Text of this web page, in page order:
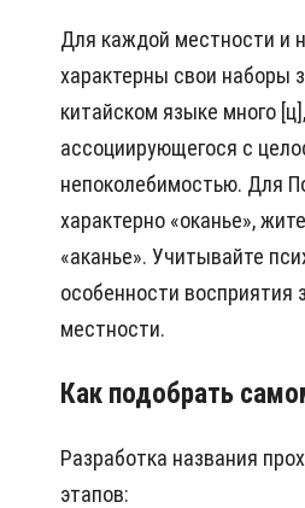
Для каждой местности и
характерны свои наборы
китайском языке много [ц],
ассоциирующегося с
непоколебимостью. Для
характерно «оканье»,
«аканье». Учитывайте
особенности восприятия
местности.
Как подобрать
Разработка названия
этапов: